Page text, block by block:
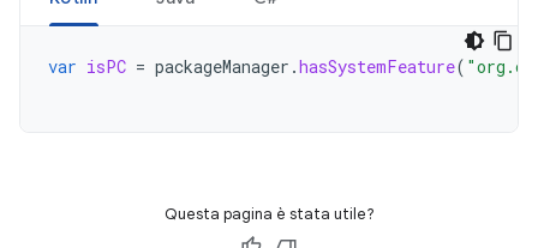
var isPC = packageManager .hasSystemFeature(
Questa pagina è stata utile?